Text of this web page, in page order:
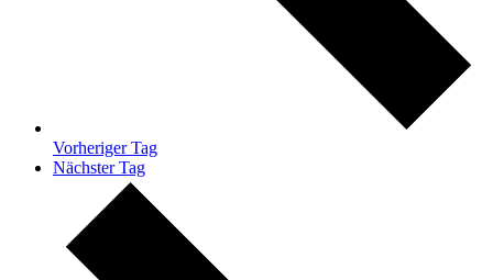
Vorheriger Tag
Nächster Tag